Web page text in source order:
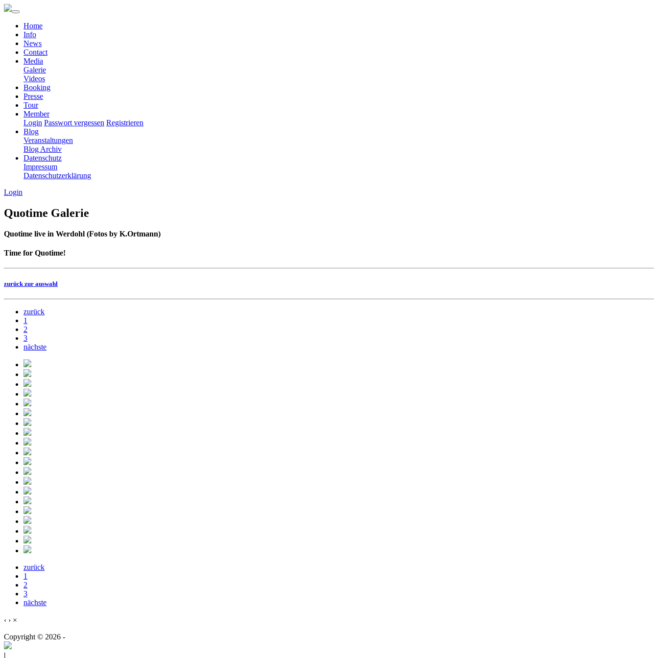
Home
Info
News
Contact
Media
Galerie
Videos
Booking
Presse
Tour
Member
Login Passwort vergessen Registrieren
Blog
Veranstaltungen
Blog Archiv
Datenschutz
Impressum
Datenschutzerklärung
Login
Quotime Galerie
Quotime live in Werdohl (Fotos by K.Ortmann)
Time for Quotime!
zurück zur auswahl
zurück
1
2
3
nächste
zurück
1
2
3
nächste
‹ › ×
Copyright © 2026 -
|